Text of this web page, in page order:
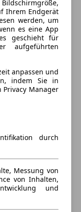
Ihrem Endgerät
werden, um
es eine App
geschieht für
aufgeführten
anpassen und
indem Sie in
Manager
durch
Messung von
von Inhalten,
und